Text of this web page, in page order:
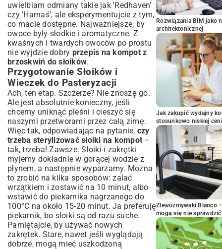
uwielbiam odmiany takie jak 'Redhaven’
czy 'Harnaś’, ale eksperymentujcie z tym,
co macie dostępne. Najważniejsze, by
owoce były słodkie i aromatyczne. Z
kwaśnych i twardych owoców po prostu
nie wyjdzie dobry przepis na kompot z
brzoskwiń do słoików.
Przygotowanie Słoików i
Wieczek do Pasteryzacji
Ach, ten etap. Szczerze? Nie znoszę go.
Ale jest absolutnie konieczny, jeśli
chcemy uniknąć pleśni i cieszyć się
naszymi przetworami przez całą zimę.
Więc tak, odpowiadając na pytanie, czy
trzeba sterylizować słoiki na kompot –
tak, trzeba! Zawsze. Słoiki i zakrętki
myjemy dokładnie w gorącej wodzie z
płynem, a następnie wyparzamy. Można
to zrobić na kilka sposobów: zalać
wrzątkiem i zostawić na 10 minut, albo
wstawić do piekarnika nagrzanego do
100°C na około 15-20 minut. Ja preferuję
piekarnik, bo słoiki są od razu suche.
Pamiętajcie, by używać nowych
zakrętek. Stare, nawet jeśli wyglądają
dobrze, mogą mieć uszkodzoną
Rozwiązania BIM jako
architektonicznej
Jak zakupić wydajny
stosunkowo niskiej
Zlewozmywaki Blanco
mogą się nie